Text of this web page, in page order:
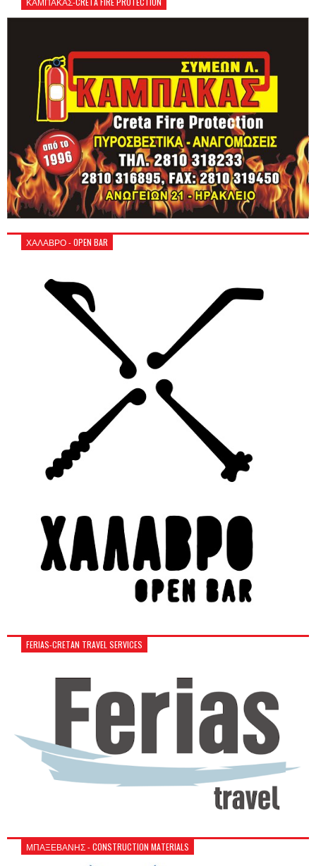
ΧΑΛΑΒΡΟ - OPEN BAR
FERIAS-CRETAN TRAVEL SERVICES
ΜΠΑΞΕΒΑΝΗΣ - CONSTRUCTION MATERIALS